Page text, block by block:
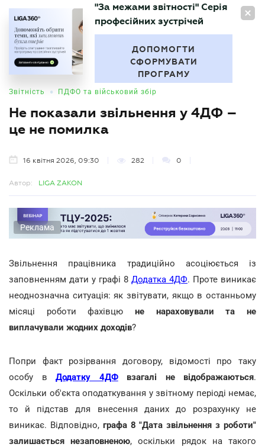
UA
БУХГАЛТЕР
"За межами звітності" Серія
професійних зустрічей
ДОПОМОГТИ
СФОРМУВАТИ
ПРОГРАМУ
Звітність • ПДФО та військовий збір
Не показали звільнення у 4ДФ –
це не помилка
16 квітня 2026, 09:30 282 0
Автор: LIGA ZAKON
Реклама
Звільнення працівника традиційно асоціюється із
заповненням дати у графі 8 Додатка 4ДФ. Проте виникає
неоднозначна ситуація: як звітувати, якщо в останньому
місяці роботи фахівцю не нараховували та не
виплачували жодних доходів?
Попри факт розірвання договору, відомості про таку
особу в Додатку 4ДФвзагалі не відображаються.
Оскільки об'єкта оподаткування у звітному періоді немає,
то й підстав для внесення даних до розрахунку не
виникає. Відповідно, графа 8 "Дата звільнення з роботи"
залишається незаповненою, оскільки рядок на такого